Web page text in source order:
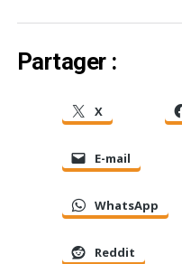
Partager :
X
E-mail
WhatsApp
Reddit